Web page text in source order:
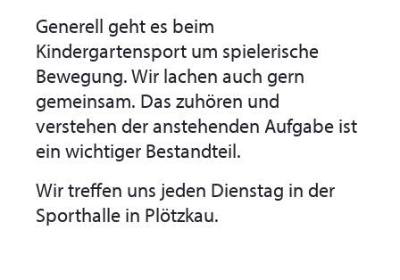
Generell geht es beim
Kindergartensport um spielerische
Bewegung. Wir lachen auch gern
gemeinsam. Das zuhören und
verstehen der anstehenden Aufgabe ist
ein wichtiger Bestandteil.
Wir treffen uns jeden Dienstag in der
Sporthalle in Plötzkau.